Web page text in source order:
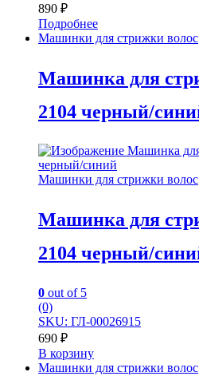
890 ₽
Подробнее
Машинки для стрижки волос
Машинка для
2104 черный/
Машинки для стрижки волос
Машинка для
2104 черный/
0 out of 5
(0)
SKU: ГЛ-00026915
690 ₽
В корзину
Машинки для стрижки волос